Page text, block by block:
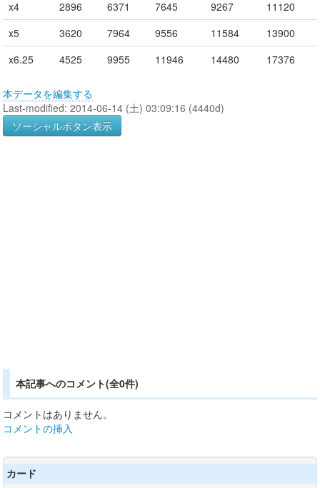
x4 2896 6371 7645 9267
11120
x5
3620 7964 9556 11584
13900
x6.25
4525 9955 11946 14480 17376
本データを編集する
Last-modified: 2014-06-14 (土) 03:09:16 (4440d)
ソーシャルボタン表示
本記事へのコメント(全0件)
コメントはありません。
コメントの挿入
カード